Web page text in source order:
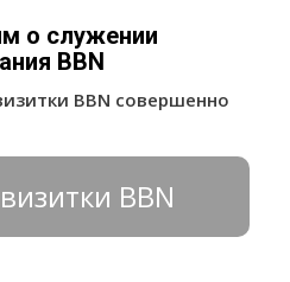
о служении
BBN
BBN совершенно
BBN